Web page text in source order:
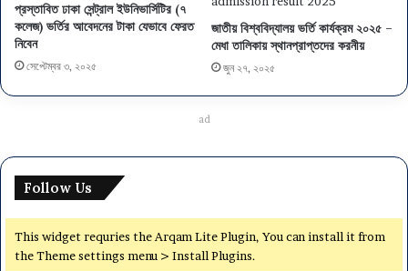
প্রস্তাবিত ঢাকা সেন্ট্রাল ইউনিভার্সিটির (৭
কলেজ) ভর্তির আবেদনের টাকা যেভাবে ফেরত
নিবেন
সেপ্টেম্বর ৩, ২০২৫
জাতীয় বিশ্ববিদ্যালয় ভর্তি কার্যক্রম ২০২৫ –
মেধা তালিকায় স্থানপ্রাপ্তদের করনীয়
জুন ২৭, ২০২৫
ad
Follow Us
This widget requries the Arqam Lite Plugin, You can install it from
the Theme settings menu > Install Plugins.